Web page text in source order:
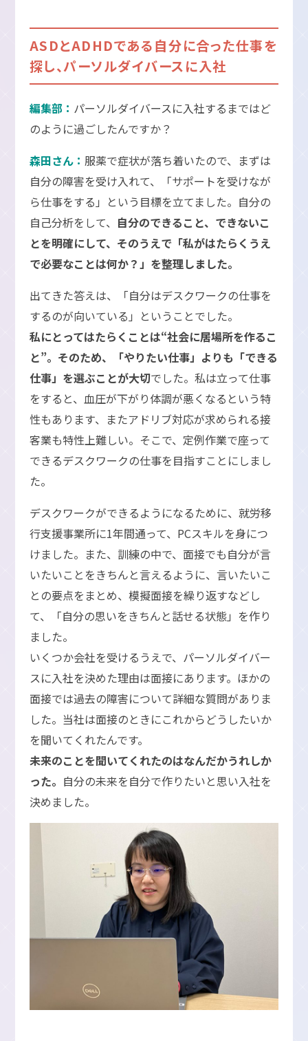
ASDとADHDである自分に合った仕事を
探し、パーソルダイバースに入社
編集部： パーソルダイバースに入社するまではど
のように過ごしたんですか？
森田さん： 服薬で症状が落ち着いたので、まずは
自分の障害を受け入れて、「サポートを受けなが
ら仕事をする」という目標を立てました。自分の
自己分析をして、 自分のできること、できないこ
とを明確にして、そのうえで「私がはたらくうえ
で必要なことは何か？」を整理しました。
出てきた答えは、「自分はデスクワークの仕事を
するのが向いている」ということでした。
私にとってはたらくことは“社会に居場所を作るこ
と”。そのため、「やりたい仕事」よりも「できる
仕事」を選ぶことが大切でした。私は立って仕事
をすると、血圧が下がり体調が悪くなるという特
性もあります、またアドリブ対応が求められる接
客業も特性上難しい。そこで、定例作業で座って
できるデスクワークの仕事を目指すことにしまし
た。
デスクワークができるようになるために、就労移
行支援事業所に1年間通って、PCスキルを身につ
けました。また、訓練の中で、面接でも自分が言
いたいことをきちんと言えるように、言いたいこ
との要点をまとめ、模擬面接を繰り返すなどし
て、「自分の思いをきちんと話せる状態」を作り
ました。
いくつか会社を受けるうえで、パーソルダイバー
スに入社を決めた理由は面接にあります。ほかの
面接では過去の障害について詳細な質問がありま
した。当社は面接のときにこれからどうしたいか
を聞いてくれたんです。
未来のことを聞いてくれたのはなんだかうれしか
った。 自分の未来を自分で作りたいと思い入社を
決めました。